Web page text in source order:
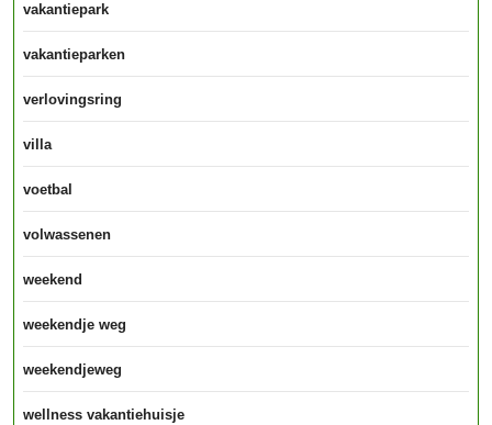
vakantiepark
vakantieparken
verlovingsring
villa
voetbal
volwassenen
weekend
weekendje weg
weekendjeweg
wellness vakantiehuisje